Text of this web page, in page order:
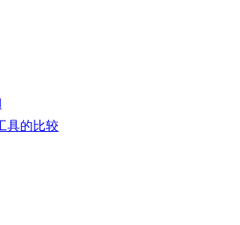
具的比较